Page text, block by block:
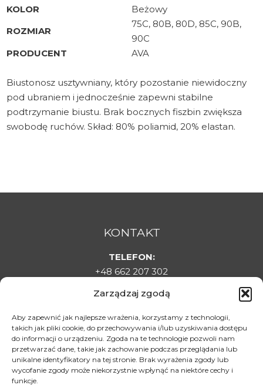
Zarządzaj zgodą
Aby zapewnić jak najlepsze wrażenia, korzystamy z technologii,
takich jak pliki cookie, do przechowywania i/lub uzyskiwania dostępu
do informacji o urządzeniu. Zgoda na te technologie pozwoli nam
przetwarzać dane, takie jak zachowanie podczas przeglądania lub
unikalne identyfikatory na tej stronie. Brak wyrażenia zgody lub
wycofanie zgody może niekorzystnie wpłynąć na niektóre cechy i
funkcje.
KOLOR
Beżowy
ROZMIAR
75C, 80B, 80D, 85C, 90B,
90C
PRODUCENT
AVA
Biustonosz usztywniany, który pozostanie niewidoczny
pod ubraniem i jednocześnie zapewni stabilne
podtrzymanie biustu. Brak bocznych fiszbin zwiększa
swobodę ruchów. Skład: 80% poliamid, 20% elastan.
KONTAKT
TELEFON:
+48 662 207 302
sklepladyelin@gmail.com
ADRES:
Targowa 1C, 22-500 Hrubieszów
DLA KLIENTA
Regulamin sklepu